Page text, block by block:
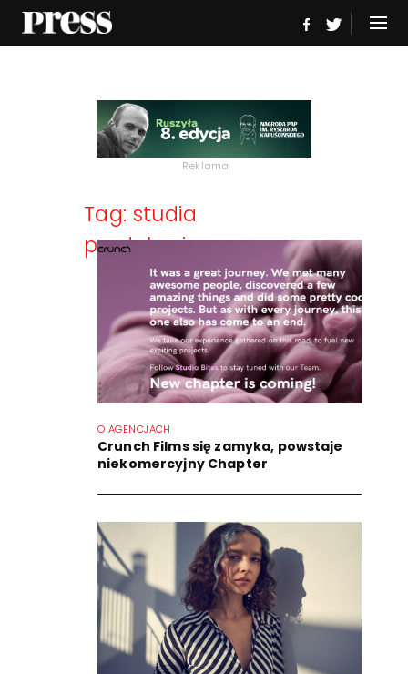
Reklama
Tag: studia
produkcyjne
O AGENCJACH
Crunch Films się zamyka, powstaje
niekomercyjny Chapter